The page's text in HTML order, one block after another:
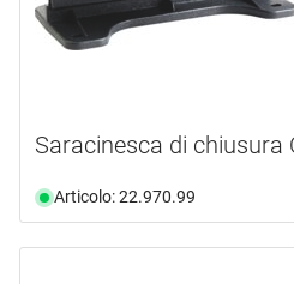
Saracinesca di chiusura
Articolo: 22.970.99